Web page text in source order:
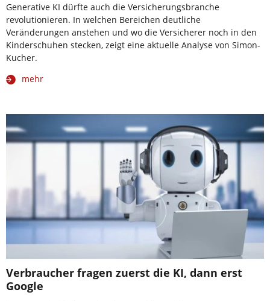
Generative KI dürfte auch die Versicherungsbranche
revolutionieren. In welchen Bereichen deutliche
Veränderungen anstehen und wo die Versicherer noch in den
Kinderschuhen stecken, zeigt eine aktuelle Analyse von Simon-
Kucher.
mehr
Verbraucher fragen zuerst die KI, dann erst
Google